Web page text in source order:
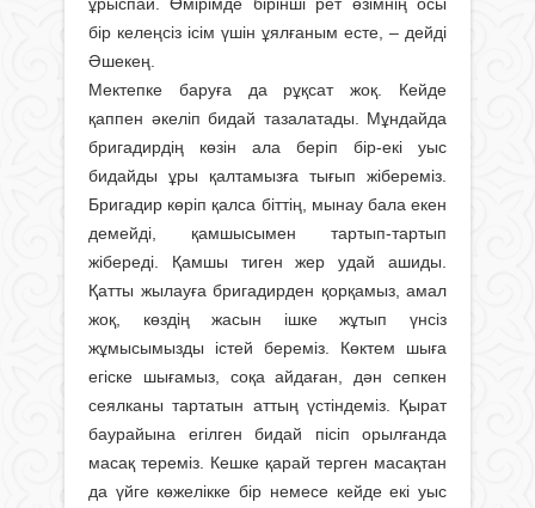
бір келеңсіз ісім үшін ұялғаным есте, – дейді
Әшекең.
Мектепке баруға да рұқсат жоқ. Кейде
қаппен әкеліп бидай тазалатады. Мұндайда
бригадирдің көзін ала беріп бір-екі уыс
бидайды ұры қалтамызға тығып жібереміз.
Бригадир көріп қалса біттің, мынау бала екен
демейді, қамшысымен тартып-тартып
жібереді. Қамшы тиген жер удай ашиды.
Қатты жылауға бригадирден қорқамыз, амал
жоқ, көздің жасын ішке жұтып үнсіз
жұмысымызды істей береміз. Көктем шыға
егіске шығамыз, соқа айдаған, дән сепкен
сеялканы тартатын аттың үстіндеміз. Қырат
баурайына егілген бидай пісіп орылғанда
масақ тереміз. Кешке қарай терген масақтан
да үйге көжелікке бір немесе кейде екі уыс